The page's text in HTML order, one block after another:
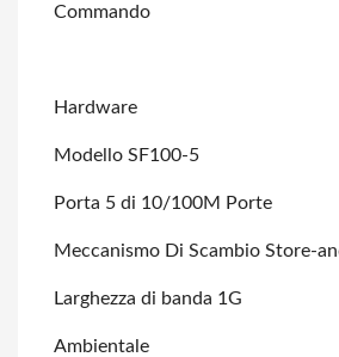
Commando
Hardware
Modello SF100-5
Porta 5 di 10/100M Porte
Meccanismo Di Scambio Store-
Larghezza di banda 1G
Ambientale